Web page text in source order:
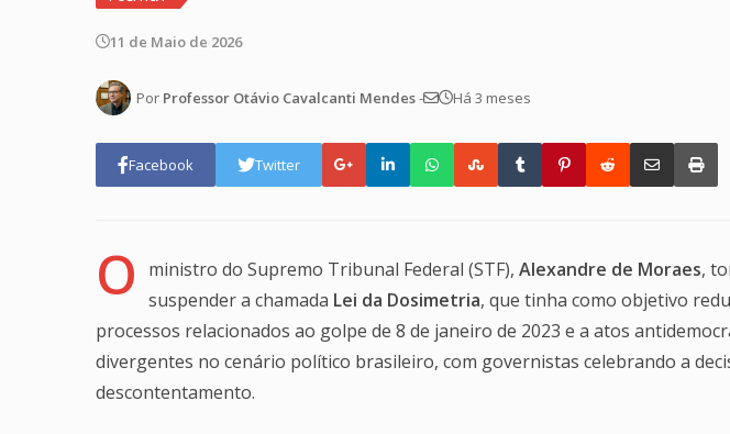
11 de Maio de 2026
Por Professor Otávio Cavalcanti Mendes- Há 3 meses
Facebook Twitter
O ministro do Supremo Tribunal Federal (STF), Alexandre de Moraes,
suspender a chamada Lei da Dosimetria, que tinha como objetivo
processos relacionados ao golpe de 8 de janeiro de 2023 e a atos
divergentes no cenário político brasileiro, com governistas celebrando a
descontentamento.